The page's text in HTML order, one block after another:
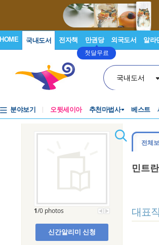
HOME 국내도서 전자책 만권당
첫달무료
외국도서 알라
국내도서
분야보기 오뒷세이아 추천마법사 베스트
1/0 photos
신간알리미 신청
전체
민트란
대표